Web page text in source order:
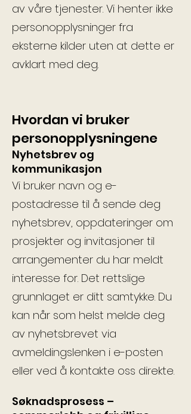
av våre tjenester. Vi henter ikke
personopplysninger fra
eksterne kilder uten at dette er
avklart med deg.
Hvordan vi bruker
personopplysningene
Nyhetsbrev og
kommunikasjon
Vi bruker navn og e-
postadresse til å sende deg
nyhetsbrev, oppdateringer om
prosjekter og invitasjoner til
arrangementer du har meldt
interesse for. Det rettslige
grunnlaget er ditt samtykke. Du
kan når som helst melde deg
av nyhetsbrevet via
avmeldingslenken i e-posten
eller ved å kontakte oss direkte.
Søknadsprosess –